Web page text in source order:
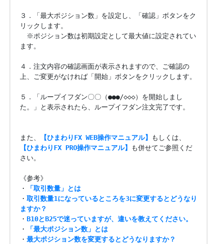
３．「最大ポジション数」を設定し、「確認」ボタンをク
リックします。
※ポジション数は初期設定として最大値に設定されてい
ます。
４．注文内容の確認画面が表示されますので、ご確認の
上、ご変更がなければ「開始」ボタンをクリックします。
５．「ループイフダン〇〇（●●●/◇◇◇）を開始しまし
た。」と表示されたら、ループイフダン注文完了です。
また、 【ひまわりFX WEB操作マニュアル】
【ひまわりFX PRO操作マニュアル】
も併せてご参照くだ
さい。
《参考》
・
「取引数量」とは
・ 取引数量1になっているところを3に変更するとどうなり
ますか？
・ B10とB25で迷っていますが、違いを教えてください。
・
「最大ポジション数」とは
・ 最大ポジション数を変更するとどうなりますか？